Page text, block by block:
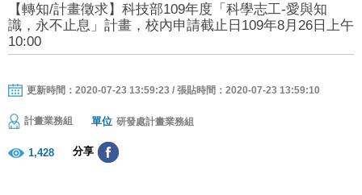
【轉知/計畫徵求】科技部109年度「科學志工-愛與知
識，永不止息」計畫，校內申請截止日109年8月26日上午
10:00
更新時間：2020-07-23 13:59:23 / 張貼時間：2020-07-23 13:59:10
計畫業務組 單位 研發處計畫業務組
1,428 分享